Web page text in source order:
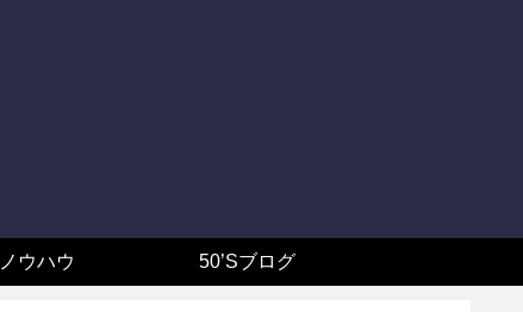
ノウハウ 50’Sブログ